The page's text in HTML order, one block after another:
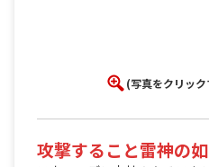
(写真をクリッ
攻撃すること雷神の